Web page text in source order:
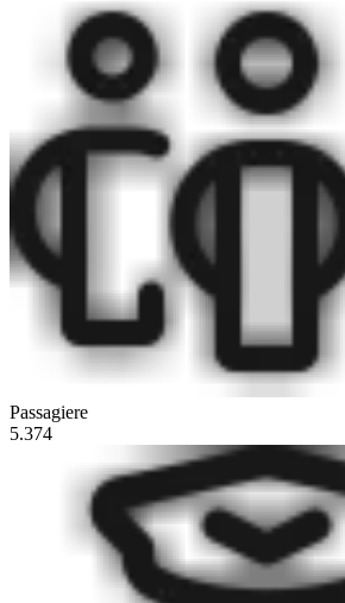
Passagiere
5.374